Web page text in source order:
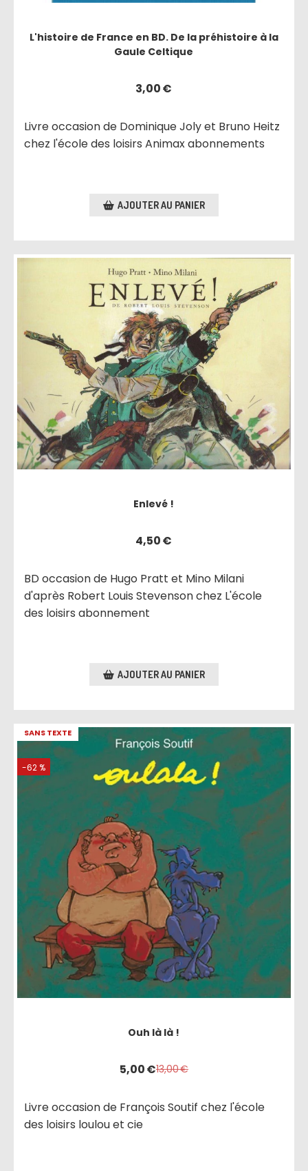
L'histoire de France en BD. De la préhistoire à la
Gaule Celtique
3,00€
Livre occasion de Dominique Joly et Bruno Heitz
chez l'école des loisirs Animax abonnements
AJOUTER AU PANIER
Enlevé !
4,50€
BD occasion de Hugo Pratt et Mino Milani
d'après Robert Louis Stevenson chez L'école
des loisirs abonnement
AJOUTER AU PANIER
SANS TEXTE
-62 %
Ouh là là !
5,00€13,00€
Livre occasion de François Soutif chez l'école
des loisirs loulou et cie